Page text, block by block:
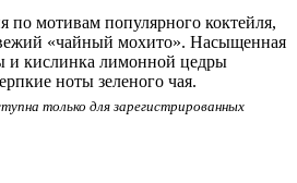
по мотивам популярного коктейля,
«чайный мохито». Насыщенная
и кислинка лимонной цедры
ноты зеленого чая.
только для зарегистрированных